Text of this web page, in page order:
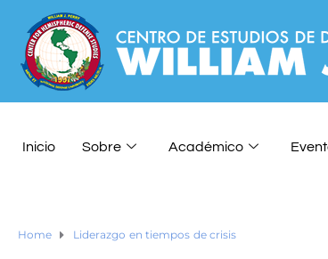
Inicio Sobre Académico
Home Liderazgo en tiempos de crisis